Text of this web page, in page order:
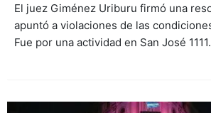
El juez Giménez Uriburu firmó una
apuntó a violaciones de las
Fue por una actividad en San José 1111.